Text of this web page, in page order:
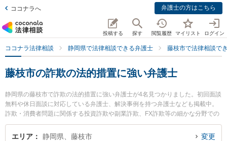
ココナラへ 弁護士の方はこちら
投稿する 探す 閲覧履歴 マイリスト ログイン
ココナラ法律相談 静岡県で法律相談できる弁護士 藤枝市で法律相談で
藤枝市の詐欺の法的措置に強い弁護士
静岡県の藤枝市で詐欺の法的措置に強い弁護士が4名見つかりました。初回面談
無料や休日面談に対応している弁護士、解決事例を持つ弁護士なども掲載中。
詐欺・消費者問題に関係する投資詐欺や副業詐欺、FX詐欺等の細かな分野での
絞り込み検索もでき便利です。特に弁護士法人GoDo 支部藤枝やいづ合同法律
事務所の青柳 恵仁弁護士や藤枝市役所前法律事務所の青田 直洋弁護士、弁護士
エリア 静岡県、藤枝市 変更